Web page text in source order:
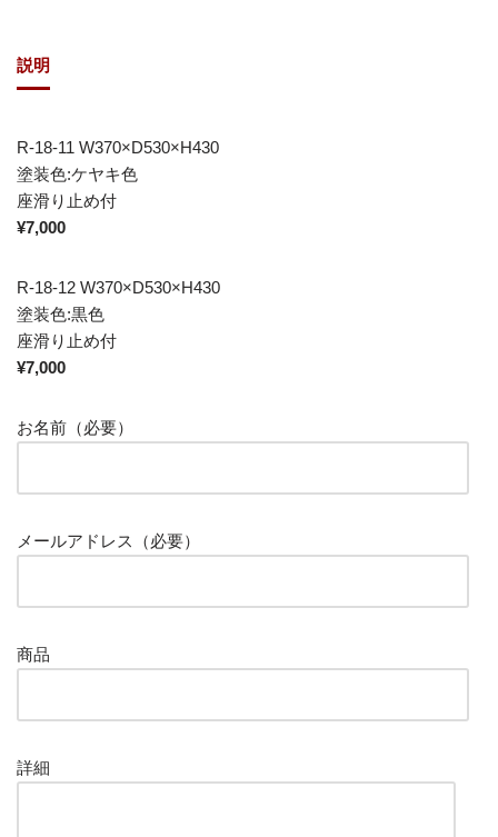
説明
R-18-11 W370×D530×H430
塗装色:ケヤキ色
座滑り止め付
¥7,000
R-18-12 W370×D530×H430
塗装色:黒色
座滑り止め付
¥7,000
お名前（必要）
メールアドレス（必要）
商品
詳細